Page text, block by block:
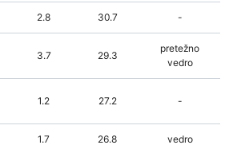
2.8 30.7 -
3.7 29.3
pretežno
vedro
1.2 27.2 -
1.7 26.8 vedro